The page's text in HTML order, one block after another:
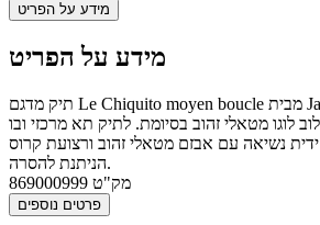
מידע על הפריט
מידע על הפריט
תיק מדגם Le Chiquito moyen boucle מבית Jacquemus, עשוי עור
לוגו מטאלי זהוב בסיומת. לתיק תא מרכזי ובו
ידית נשיאה עם אבזם מטאלי זהוב ורצועת קרוס
הניתנת להסרה.
מק"ט 869000999
פרטים נוספים